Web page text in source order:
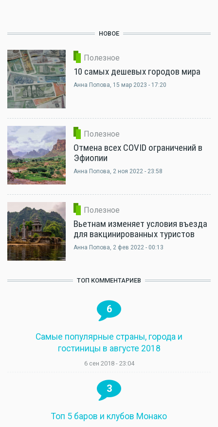
НОВОЕ
Полезное
10 самых дешевых городов мира
Анна Попова, 15 мар 2023 - 17:20
Полезное
Отмена всех COVID ограничений в
Эфиопии
Анна Попова, 2 ноя 2022 - 23:58
Полезное
Вьетнам изменяет условия въезда
для вакцинированных туристов
Анна Попова, 2 фев 2022 - 00:13
ТОП КОММЕНТАРИЕВ
6
Самые популярные страны, города и
гостиницы в августе 2018
6 сен 2018 - 23:04
3
Топ 5 баров и клубов Монако